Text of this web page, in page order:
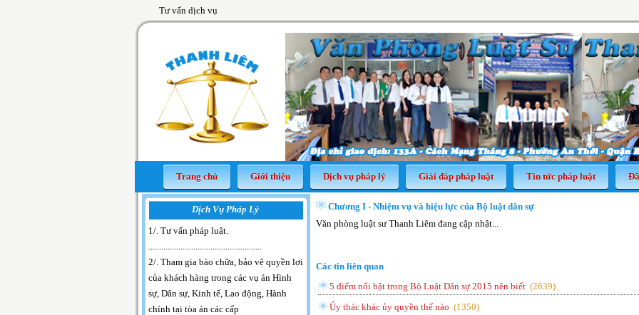
Tư vấn dịch vụ
Trang chủ Giới thiệu Dịch vụ pháp lý Giải đáp pháp luật Tin tức pháp luật
Dịch Vụ Pháp Lý
1/. Tư vấn pháp luật.
.....................................................
2/. Tham gia bào chữa, bảo vệ quyền lợi
của khách hàng trong các vụ án Hình
sự, Dân sự, Kinh tế, Lao động, Hành
chính tại tòa án các cấp
Chương I - Nhiệm vụ và hiệu lực của Bộ luật dân sự
Văn phòng luật sư Thanh Liêm đang cập nhật...
Các tin liên quan
5 điểm nổi bật trong Bộ Luật Dân sự 2015 nên biết (2639)
Ủy thác khác ủy quyền thế nào (1350)